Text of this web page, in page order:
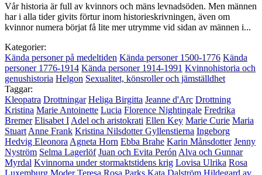
Vår historia är full av kvinnors och mäns levnadsöden. Men männen
har i alla tider givits förtur inom historieskrivningen, även om
kvinnor numera börjat få lite mer utrymme vid sidan av männen i...
Kategorier:
Kända personer på medeltiden Kända personer 1500-1776 Kända
personer 1776-1914 Kända personer 1914-1991 Kvinnohistoria och
genushistoria Helgon Sexualitet, könsroller och jämställdhet
Taggar:
Kleopatra Drottningar Heliga Birgitta Jeanne d'Arc Drottning
Kristina Marie Antoinette Lucia Florence Nightingale Fredrika
Bremer Elisabet I Adel och aristokrati Ellen Key Marie Curie Maria
Stuart Anne Frank Kristina Nilsdotter Gyllenstierna Ingeborg
Hedvig Eleonora Agneta Horn Ebba Brahe Karin Månsdotter Jenny
Nyström Selma Lagerlöf Juan och Evita Perón Alva och Gunnar
Myrdal Kvinnorna under stormaktstidens krig Lovisa Ulrika Rosa
Luxemburg Moder Teresa Rosa Parks Kata Dalström Hildegard av